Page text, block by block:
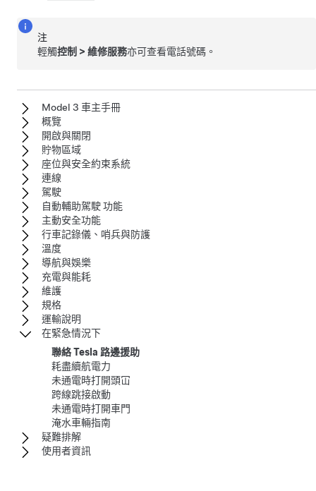
注
輕觸控制 >維修服務亦可查看電話號碼。
Model 3 車主手冊
概覽
開啟與關閉
貯物區域
座位與安全約束系統
連線
駕駛
自動輔助駕駛 功能
主動安全功能
行車記錄儀、哨兵與防護
溫度
導航與娛樂
充電與能耗
維護
規格
運輸說明
在緊急情況下
聯絡 Tesla 路邊援助
耗盡續航電力
未通電時打開頭冚
跨線跳接啟動
未通電時打開車門
淹水車輛指南
疑難排解
使用者資訊